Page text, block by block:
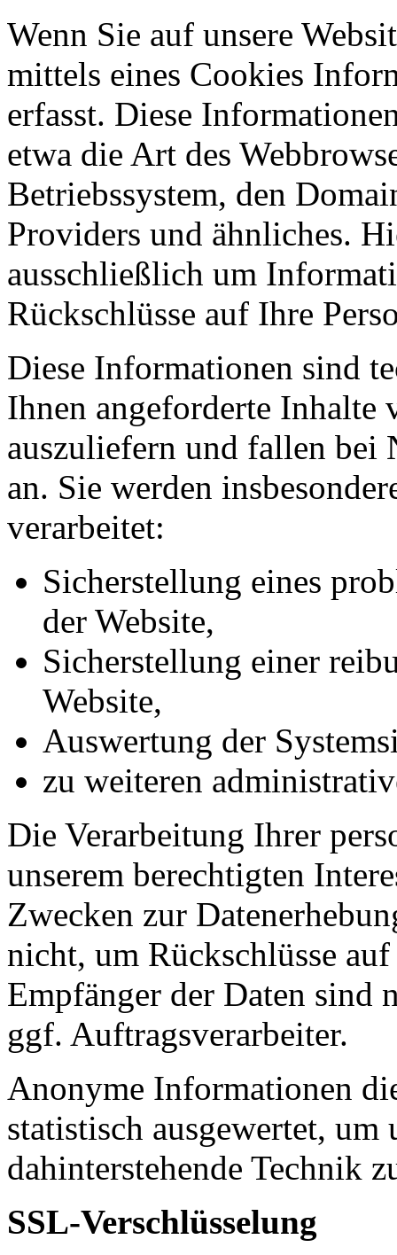
Wenn Sie auf unsere
mittels eines Cookies
erfasst. Diese
etwa die Art des
Betriebssystem, den
Providers und ähnliches.
ausschließlich um
Rückschlüsse auf Ihre
Diese Informationen sind
Ihnen angeforderte Inhalte
auszuliefern und fallen bei
an. Sie werden
verarbeitet:
Sicherstellung eines
der Website,
Sicherstellung einer
Website,
Auswertung der
zu weiteren
Die Verarbeitung Ihrer
unserem berechtigten
Zwecken zur
nicht, um Rückschlüsse
Empfänger der Daten sind
ggf. Auftragsverarbeiter.
Anonyme Informationen
statistisch ausgewertet,
dahinterstehende Technik
SSL-Verschlüsselung